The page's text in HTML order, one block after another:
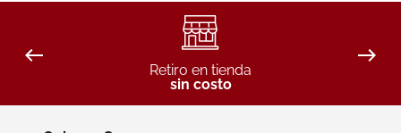
Retiro en tienda
sin costo